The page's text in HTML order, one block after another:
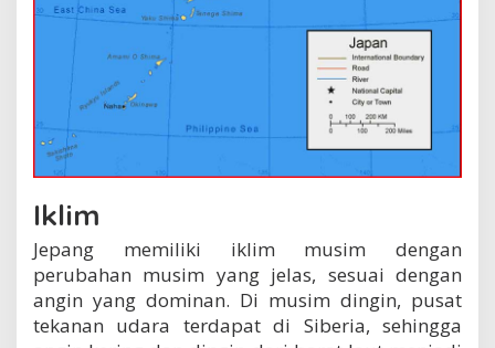
Iklim
Jepang memiliki iklim musim dengan
perubahan musim yang jelas, sesuai dengan
angin yang dominan. Di musim dingin, pusat
tekanan udara terdapat di Siberia, sehingga